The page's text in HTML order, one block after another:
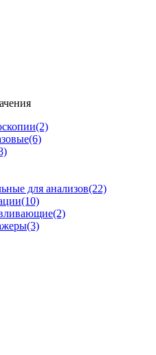
(2)
(6)
для анализов(22)
(10)
(2)
(3)